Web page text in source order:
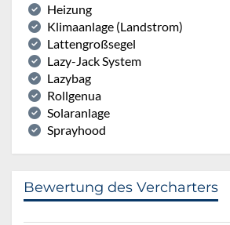
Heizung
Klimaanlage (Landstrom)
Lattengroßsegel
Lazy-Jack System
Lazybag
Rollgenua
Solaranlage
Sprayhood
Bewertung des Vercharters